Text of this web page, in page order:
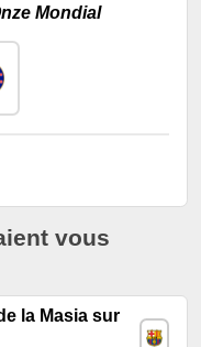
Mondial
vous
la Masia sur